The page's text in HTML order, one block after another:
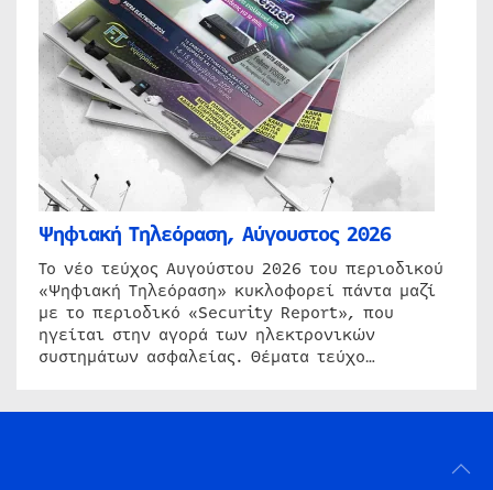
Ψηφιακή Τηλεόραση, Αύγουστος 2026
Το νέο τεύχος Αυγούστου 2026 του περιοδικού
«Ψηφιακή Τηλεόραση» κυκλοφορεί πάντα μαζί
με το περιοδικό «Security Report», που
ηγείται στην αγορά των ηλεκτρονικών
συστημάτων ασφαλείας. Θέματα τεύχο…